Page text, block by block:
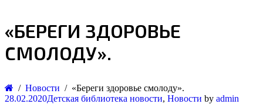
«БЕРЕГИ ЗДОРОВЬЕ
СМОЛОДУ».
Новости
«Береги здоровье смолоду».
28.02.2020Детская библиотека новости, Новости by admin